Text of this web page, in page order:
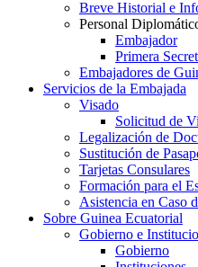
Breve Historial e
Personal
Embajador
Primera
Embajadores de
Servicios de la Embajada
Visado
Solicitud de
Legalización de
Sustitución de
Tarjetas Consulares
Formación para el
Asistencia en Caso
Sobre Guinea Ecuatorial
Gobierno e
Gobierno